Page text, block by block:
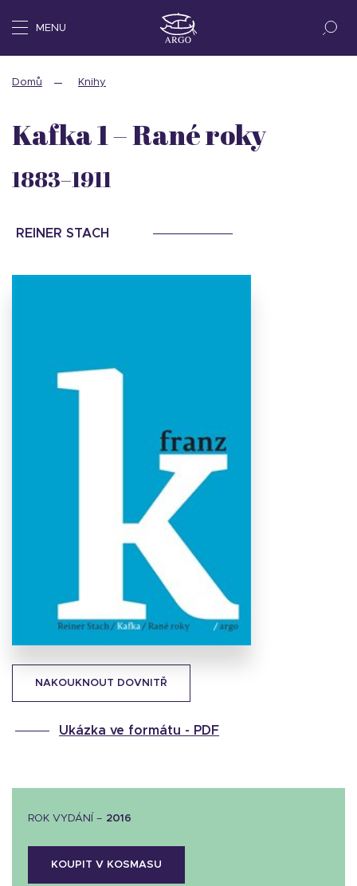
MENU
Domů Knihy
NAKOUKNOUT DOVNITŘ
Ukázka ve formátu - PDF
Kafka 1 – Rané roky
1883–1911
REINER STACH
ROK VYDÁNÍ – 2016
KOUPIT V KOSMASU